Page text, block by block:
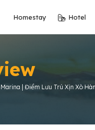
Homestay Hotel
| Điểm Lưu Trú Xịn Xò